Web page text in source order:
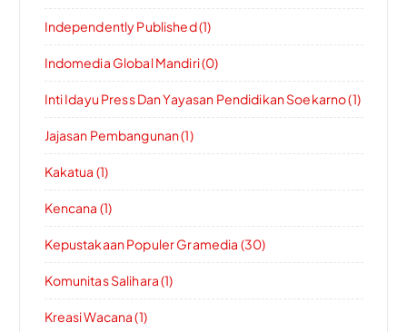
Independently Published (1)
Indomedia Global Mandiri (0)
Inti Idayu Press Dan Yayasan Pendidikan Soekarno (1)
Jajasan Pembangunan (1)
Kakatua (1)
Kencana (1)
Kepustakaan Populer Gramedia (30)
Komunitas Salihara (1)
Kreasi Wacana (1)